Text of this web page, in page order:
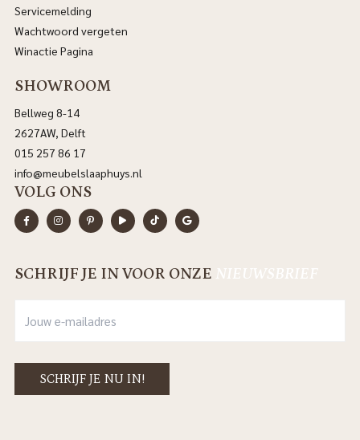
Servicemelding
Wachtwoord vergeten
Winactie Pagina
SHOWROOM
Bellweg 8-14
2627AW, Delft
015 257 86 17
info@meubelslaaphuys.nl
VOLG ONS
SCHRIJF JE IN VOOR ONZE NIEUWSBRIEF